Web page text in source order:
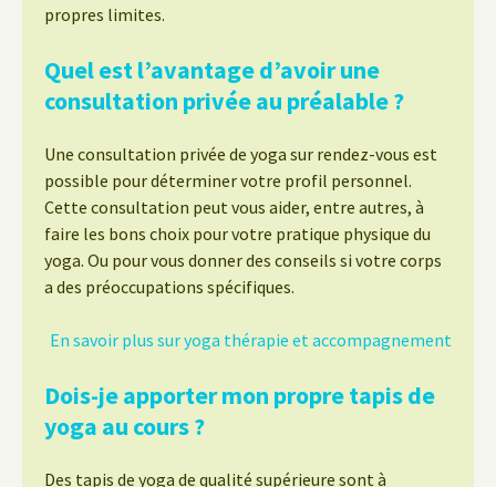
propres limites.
Quel est l’avantage d’avoir une
consultation privée au préalable ?
Une consultation privée de yoga sur rendez-vous est
possible pour déterminer votre profil personnel.
Cette consultation peut vous aider, entre autres, à
faire les bons choix pour votre pratique physique du
yoga. Ou pour vous donner des conseils si votre corps
a des préoccupations spécifiques.
En savoir plus sur yoga thérapie et accompagnement
Dois-je apporter mon propre tapis de
yoga au cours ?
Des tapis de yoga de qualité supérieure sont à